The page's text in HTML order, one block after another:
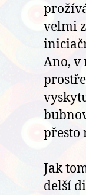
velmi
Ano, v
přesto
Jak
delší